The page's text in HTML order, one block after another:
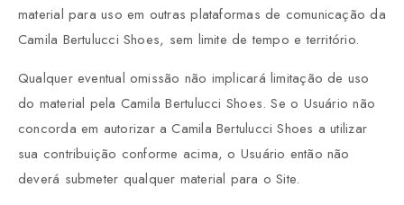
material para uso em outras plataformas de comunicação da
Camila Bertulucci Shoes, sem limite de tempo e território.
Qualquer eventual omissão não implicará limitação de uso
do material pela Camila Bertulucci Shoes. Se o Usuário não
concorda em autorizar a Camila Bertulucci Shoes a utilizar
sua contribuição conforme acima, o Usuário então não
deverá submeter qualquer material para o Site.